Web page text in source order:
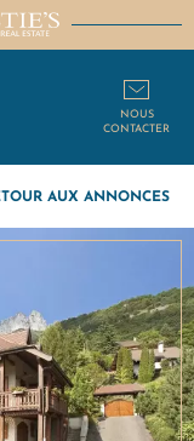
AUX ANNONCES
NOUS
CONTACTER